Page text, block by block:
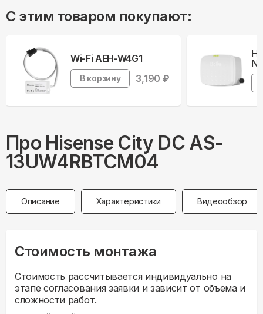
С этим товаром покупают:
Wi-Fi AEH-W4G1
В корзину 3,190 ₽
Про Hisense City DC AS-
13UW4RBTCM04
Описание Характеристики Видеообзор
Стоимость монтажа
Стоимость рассчитывается индивидуально на
этапе согласования заявки и зависит от объема и
сложности работ.